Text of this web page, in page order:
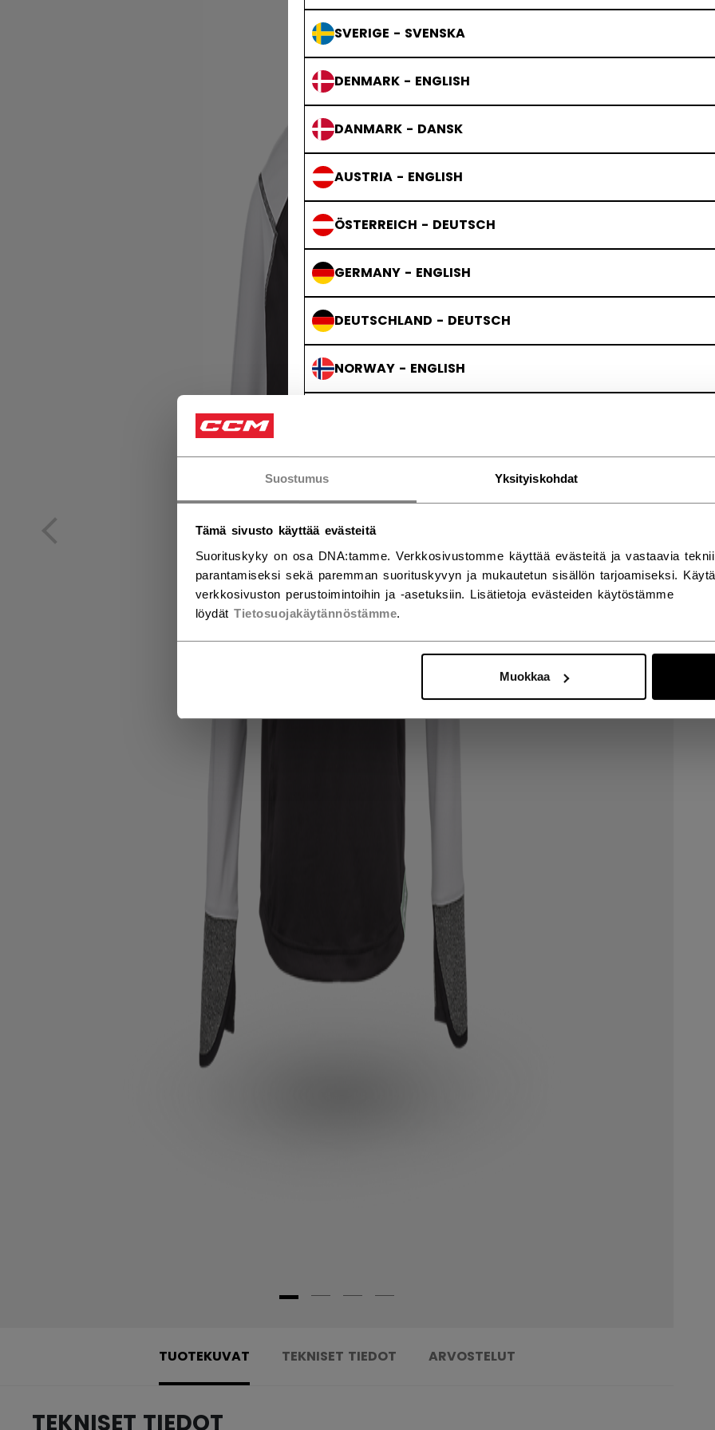
Suostumus Yksityiskohdat
Tämä sivusto käyttää evästeitä
Suorituskyky on osa DNA:tamme. Verkkosivustomme käyttää evästeitä ja vastaavia
parantamiseksi sekä paremman suorituskyvyn ja mukautetun sisällön tarjoamiseksi.
verkkosivuston perustoimintoihin ja -asetuksiin. Lisätietoja evästeiden käytöstämme
löydät Tietosuojakäytännöstämme.
Muokkaa
SVERIGE - SVENSKA
DENMARK - ENGLISH
DANMARK - DANSK
AUSTRIA - ENGLISH
ÖSTERREICH - DEUTSCH
GERMANY - ENGLISH
DEUTSCHLAND - DEUTSCH
NORWAY - ENGLISH
TUOTEKUVAT TEKNISET TIEDOT ARVOSTELUT
TEKNISET TIEDOT